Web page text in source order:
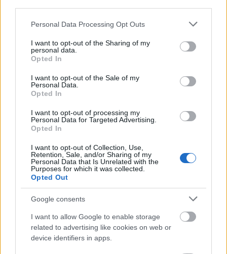
Please note that this website/app uses one or more Google
not limited to your visit or usage behaviour. You may click to
grant or deny consent to Google and its third-party tags to
use your data for below specified purposes in below Google
consent section.
Personal Data Processing Opt Outs
I want to opt-out of the Sharing of my
personal data.
Opted In
I want to opt-out of the Sale of my
Personal Data.
Opted In
I want to opt-out of processing my
Personal Data for Targeted Advertising.
Opted In
I want to opt-out of Collection, Use,
Retention, Sale, and/or Sharing of my
Personal Data that Is Unrelated with the
Purposes for which it was collected.
Opted Out
Google consents
I want to allow Google to enable storage
related to advertising like cookies on web or
device identifiers in apps.
rávenni a felhasználókat, hogy részt vegyenek és
kövessék be a profilokat. Lehet a díj valamilyen
Mennyibe kerül egy ilyen
nyereményjáték?
Már egy kicsit belementünk ebbe a témába, hogy
nagyon olcsón is meg lehet úszni, de ez esetben nem
biztos, hogy
hajlandóak a felhasználók rengeteg, számukra